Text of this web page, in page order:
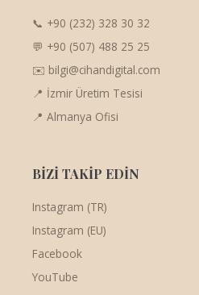
📞 +90 (232) 328 30 32
💬 +90 (507) 488 25 25
✉️ bilgi@cihandigital.com
📍 İzmir Üretim Tesisi
📍 Almanya Ofisi
BİZİ TAKİP EDİN
Instagram (TR)
Instagram (EU)
Facebook
YouTube